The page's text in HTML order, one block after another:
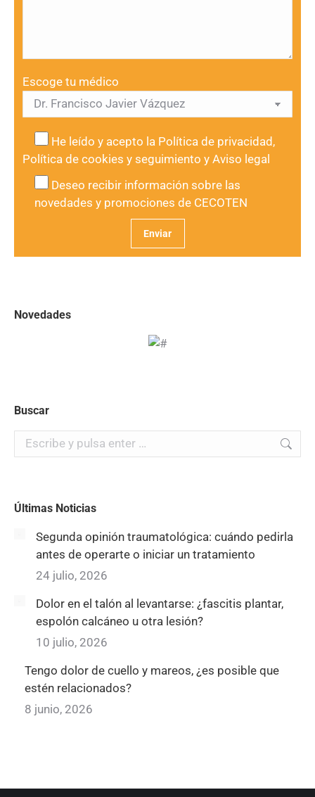
Escoge tu médico
He leído y acepto la Política de privacidad,
Política de cookies y seguimiento y Aviso legal
Deseo recibir información sobre las
novedades y promociones de CECOTEN
Novedades
Buscar
Buscar:
Últimas Noticias
Segunda opinión traumatológica: cuándo pedirla
antes de operarte o iniciar un tratamiento
24 julio, 2026
Dolor en el talón al levantarse: ¿fascitis plantar,
espolón calcáneo u otra lesión?
10 julio, 2026
Tengo dolor de cuello y mareos, ¿es posible que
estén relacionados?
8 junio, 2026